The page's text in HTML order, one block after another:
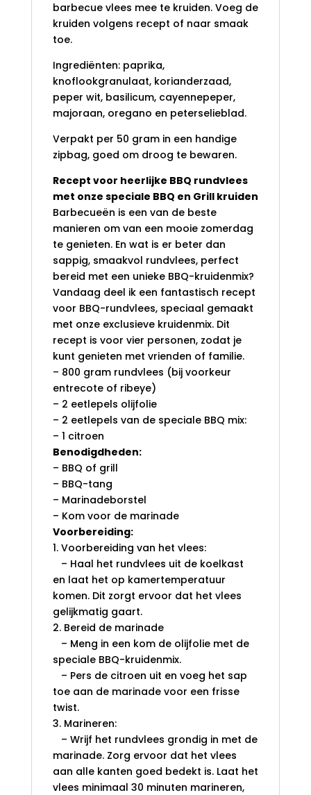
barbecue vlees mee te kruiden. Voeg de
kruiden volgens recept of naar smaak
toe.
Ingrediënten: paprika,
knoflookgranulaat, korianderzaad,
peper wit, basilicum, cayennepeper,
majoraan, oregano en peterselieblad.
Verpakt per 50 gram in een handige
zipbag, goed om droog te bewaren.
Recept voor heerlijke BBQ rundvlees
met onze speciale BBQ en Grill kruiden
Barbecueën is een van de beste
manieren om van een mooie zomerdag
te genieten. En wat is er beter dan
sappig, smaakvol rundvlees, perfect
bereid met een unieke BBQ-kruidenmix?
Vandaag deel ik een fantastisch recept
voor BBQ-rundvlees, speciaal gemaakt
met onze exclusieve kruidenmix. Dit
recept is voor vier personen, zodat je
kunt genieten met vrienden of familie.
– 800 gram rundvlees (bij voorkeur
entrecote of ribeye)
– 2 eetlepels olijfolie
– 2 eetlepels van de speciale BBQ mix:
– 1 citroen
Benodigdheden:
– BBQ of grill
– BBQ-tang
– Marinadeborstel
– Kom voor de marinade
Voorbereiding:
1. Voorbereiding van het vlees:
– Haal het rundvlees uit de koelkast
en laat het op kamertemperatuur
komen. Dit zorgt ervoor dat het vlees
gelijkmatig gaart.
2. Bereid de marinade
– Meng in een kom de olijfolie met de
speciale BBQ-kruidenmix.
– Pers de citroen uit en voeg het sap
toe aan de marinade voor een frisse
twist.
3. Marineren:
– Wrijf het rundvlees grondig in met de
marinade. Zorg ervoor dat het vlees
aan alle kanten goed bedekt is. Laat het
vlees minimaal 30 minuten marineren,